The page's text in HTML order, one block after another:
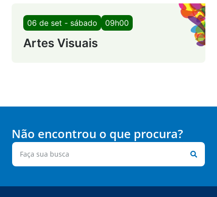
06 de set - sábado 09h00
Artes Visuais
Não encontrou o que procura?